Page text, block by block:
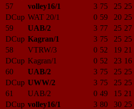
57
volley16/1 3 75 25 25
DCup WAT 20/1 0 59 20 25
59
UAB/2 3 77 25 27
DCup Kagran/1 3 75 25 25
58
VTRW/3 0 52 19 21
DCup Kagran/1 0 52 23 16
60
UAB/2 3 75 25 25
DCup UWW/2 3 75 25 25
61
UAB/2 0 49 15 21
DCup volley16/1 3 80 30 25